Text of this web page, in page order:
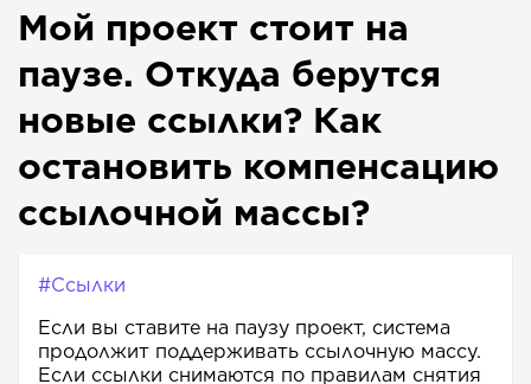
Мой проект стоит на
паузе. Откуда берутся
новые ссылки? Как
остановить компенсацию
ссылочной массы?
#Ссылки
Если вы ставите на паузу проект, система
продолжит поддерживать ссылочную массу.
Если ссылки снимаются по правилам снятия